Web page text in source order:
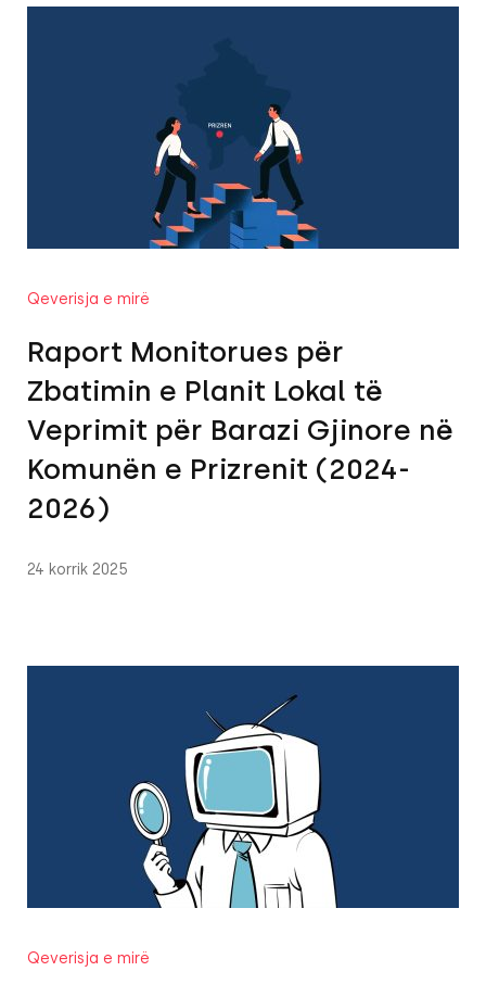
Qeverisja e mirë
Raport Monitorues për
Zbatimin e Planit Lokal të
Veprimit për Barazi Gjinore në
Komunën e Prizrenit (2024-
2026)
24 korrik 2025
Qeverisja e mirë